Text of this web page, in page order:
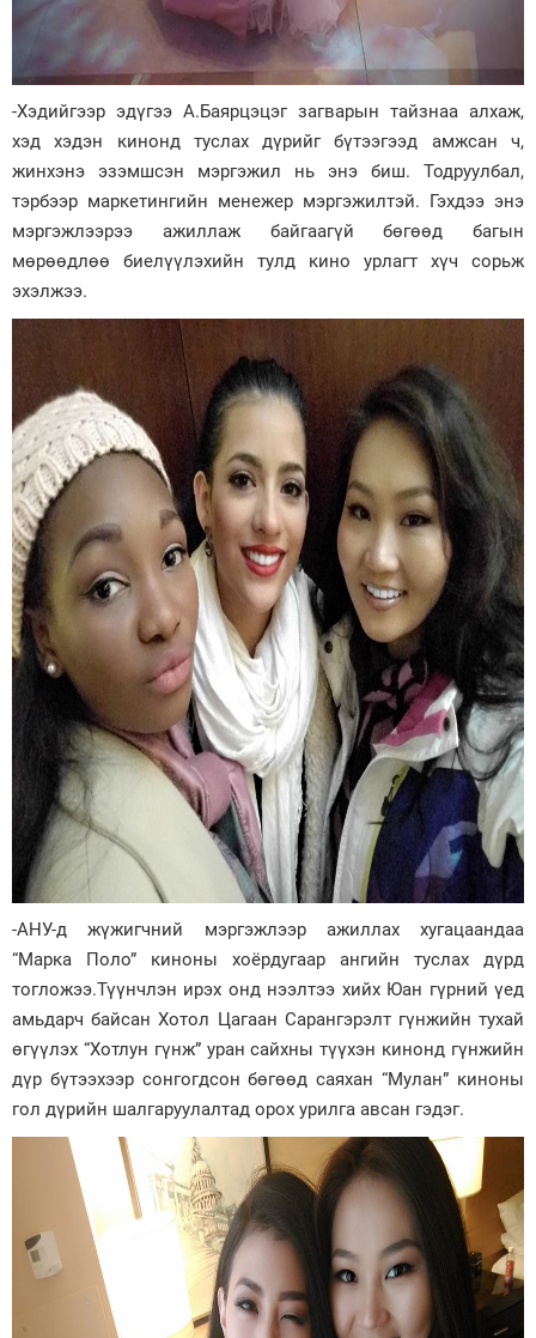
-Хэдийгээр эдүгээ А.Баярцэцэг загварын тайзнаа алхаж,
хэд хэдэн кинонд туслах дүрийг бүтээгээд амжсан ч,
жинхэнэ эзэмшсэн мэргэжил нь энэ биш. Тодруулбал,
тэрбээр маркетингийн менежер мэргэжилтэй. Гэхдээ энэ
мэргэжлээрээ ажиллаж байгаагүй бөгөөд багын
мөрөөдлөө биелүүлэхийн тулд кино урлагт хүч сорьж
эхэлжээ.
-АНУ-д жүжигчний мэргэжлээр ажиллах хугацаандаа
“Марка Поло” киноны хоёрдугаар ангийн туслах дүрд
тогложээ.Түүнчлэн ирэх онд нээлтээ хийх Юан гүрний үед
амьдарч байсан Хотол Цагаан Сарангэрэлт гүнжийн тухай
өгүүлэх “Хотлун гүнж” уран сайхны түүхэн кинонд гүнжийн
дүр бүтээхээр сонгогдсон бөгөөд саяхан “Мулан” киноны
гол дүрийн шалгаруулалтад орох урилга авсан гэдэг.